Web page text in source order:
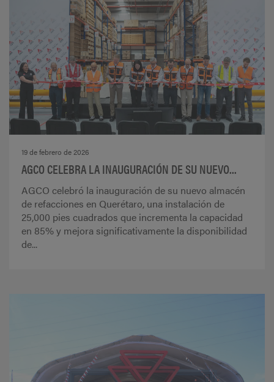
19 de febrero de 2026
AGCO CELEBRA LA INAUGURACIÓN DE SU NUEVO...
AGCO celebró la inauguración de su nuevo almacén
de refacciones en Querétaro, una instalación de
25,000 pies cuadrados que incrementa la capacidad
en 85% y mejora significativamente la disponibilidad
de...